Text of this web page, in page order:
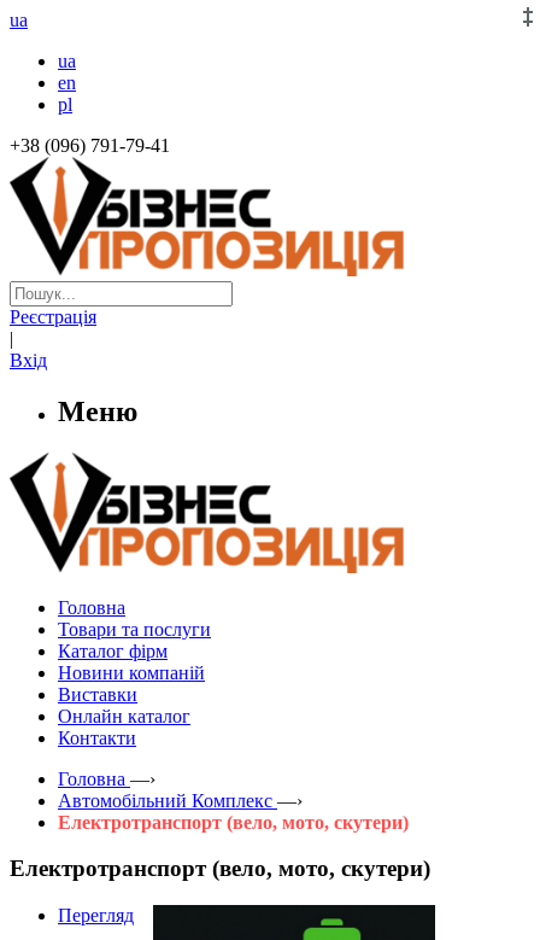
ua
ua
en
pl
+38 (096) 791-79-41
Реєстрація
|
Вхід
Меню
Головна
Товари та послуги
Каталог фірм
Новини компаній
Виставки
Онлайн каталог
Контакти
Головна —›
Автомобільний Комплекс —›
Електротранспорт (вело, мото, скутери)
Електротранспорт (вело, мото, скутери)
Перегляд